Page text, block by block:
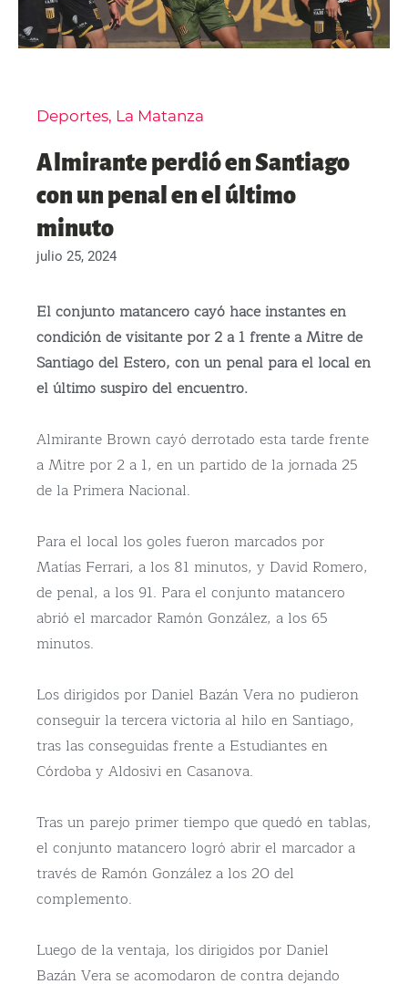
Deportes, La Matanza
Almirante perdió en Santiago
con un penal en el último
minuto
julio 25, 2024
El conjunto matancero cayó hace instantes en
condición de visitante por 2 a 1 frente a Mitre de
Santiago del Estero, con un penal para el local en
el último suspiro del encuentro.
Almirante Brown cayó derrotado esta tarde frente
a Mitre por 2 a 1, en un partido de la jornada 25
de la Primera Nacional.
Para el local los goles fueron marcados por
Matías Ferrari, a los 81 minutos, y David Romero,
de penal, a los 91. Para el conjunto matancero
abrió el marcador Ramón González, a los 65
minutos.
Los dirigidos por Daniel Bazán Vera no pudieron
conseguir la tercera victoria al hilo en Santiago,
tras las conseguidas frente a Estudiantes en
Córdoba y Aldosivi en Casanova.
Tras un parejo primer tiempo que quedó en tablas,
el conjunto matancero logró abrir el marcador a
través de Ramón González a los 20 del
complemento.
Luego de la ventaja, los dirigidos por Daniel
Bazán Vera se acomodaron de contra dejando